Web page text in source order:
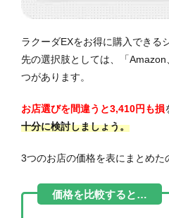
ラクーダEXをお得に購入できる
先の選択肢としては、「
つがあります。
お店選びを間違うと3,410円も損
十分に検討しましょう。
3つのお店の価格を表にまとめた